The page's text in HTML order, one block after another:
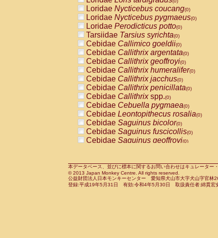
AtelidaeLagothrix lagothricha cana
PitheciidaeCacajao calvus
PitheciidaeCallicebus cupreus
PitheciidaeCallicebus donacophilus
PitheciidaeCallicebus moloch
PitheciidaeCallicebus torquatus
PitheciidaeCallicebusspp.(0)
PitheciidaeChiropotes satanas(0)
PitheciidaePithecia monachus
PitheciidaePithecia pithecia(0)
CercopithecidaeCercocebus agilis
CercopithecidaeCercocebus
CercopithecidaeCercocebus
CercopithecidaeCercocebus
CercopithecidaeCercocebus
CercopithecidaeCercocebushybrid
CercopithecidaePapio anubis(0)
CercopithecidaePapio cynocephalus
CercopithecidaePapio hamadryas(0)
Loridae Nycticebus coucang(0)
Loridae Nycticebus pygmaeus(0)
Loridae Perodicticus potto(0)
Tarsiidae Tarsius syrichta(0)
Cebidae Callimico goeldii(0)
Cebidae Callithrix argentata(0)
Cebidae Callithrix geoffroyi(0)
Cebidae Callithrix humeralifer(0)
Cebidae Callithrix jacchus(0)
Cebidae Callithrix penicillata(0)
Cebidae Callithrixspp.(0)
Cebidae Cebuella pygmaea(0)
Cebidae Leontopithecus rosalia(0)
Cebidae Saguinus bicolor(0)
Cebidae Saguinus fuscicollis(0)
Cebidae Saguinus geoffroyi(0)
CebidaeSaguinus leucopus(0)
CebidaeSaguinus midas(0)
Cebidae Saguinus mystax(0)
本データベース、並びに標本に関するお問い合わせはキュレータ
© 2013 Japan Monkey Centre. All rights reserved.
公益財団法人日本モンキーセンター 愛知県犬山市大字犬山字官
登録:平成19年5月31日 有効:令和4年5月30日 取扱責任者:綿貫宏